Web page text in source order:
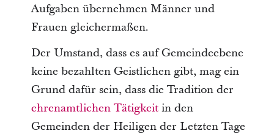
Aufgaben übernehmen Männer und
Frauen gleichermaßen.
Der Umstand, dass es auf Gemeindeebene
keine bezahlten Geistlichen gibt, mag ein
Grund dafür sein, dass die Tradition der
ehrenamtlichen Tätigkeitin den
Gemeinden der Heiligen der Letzten Tage